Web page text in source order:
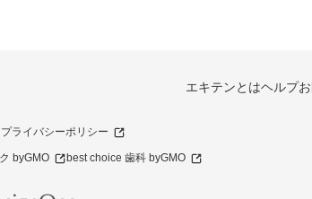
エキテンとはヘルプ
プライバシーポリシー
byGMO best choice 歯科 byGMO